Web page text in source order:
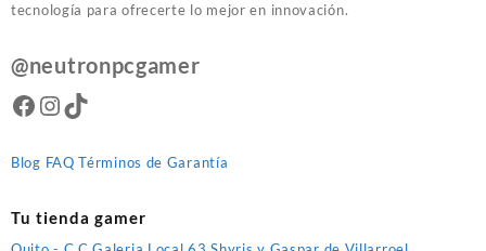
tecnología para ofrecerte lo mejor en innovación.
@neutronpcgamer
Facebook
Instagram
TikTok
Blog FAQ Términos de Garantía
Tu tienda gamer